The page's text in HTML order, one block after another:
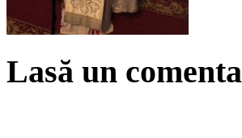
Lasă un